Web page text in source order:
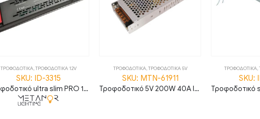
ΤΡΟΦΟΔΟΤΙΚΑ,ΤΡΟΦΟΔΟΤΙΚΑ 12V
SKU: ID-3315
Τροφοδοτικό ultra slim PRO 12V 200W 16.67A IP20
ΤΡΟΦΟΔΟΤΙΚΑ,ΤΡΟΦΟΔΟΤΙΚΑ 5V
SKU: ΜΤΝ-61911
Τροφοδοτικό 5V 200W 40A IP20 MTN-61911
ΤΡΟΦΟΔΟΤΙΚΑ,
SKU: